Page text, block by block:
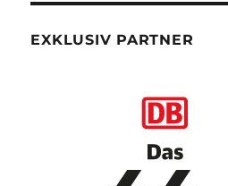
EXKLUSIV PARTNER